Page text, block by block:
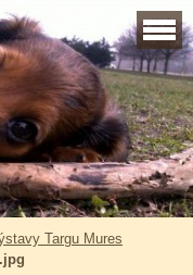
Targu Mures